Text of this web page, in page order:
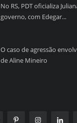
No RS, PDT oficializa
governo, com Edegar...
O caso de agressão
de Aline Mineiro